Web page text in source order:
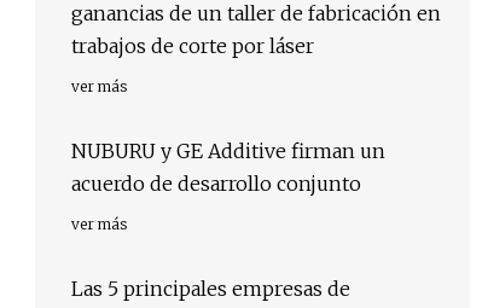
ganancias de un taller de fabricación en
trabajos de corte por láser
ver más
NUBURU y GE Additive firman un
acuerdo de desarrollo conjunto
ver más
Las 5 principales empresas de